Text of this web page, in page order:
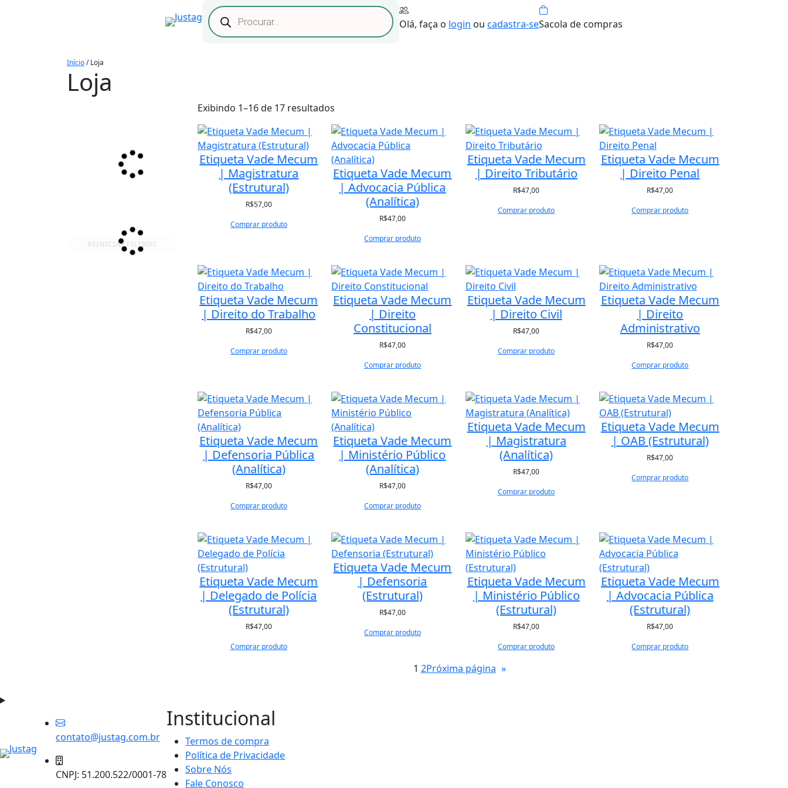
Pesquisar
produtos Olá, faça o login ou cadastra-seSacola de compras
Início/ Loja
Loja
REINICIAR FILTROS
Exibindo 1–16 de 17 resultados
l
a
s
s
i
o
p
o
r
e
c
e
n
t
e
Etiqueta Vade Mecum
| Magistratura
(Estrutural)
R$57,00
Comprar produto
Etiqueta Vade Mecum
| Advocacia Pública
(Analítica)
R$47,00
Comprar produto
Etiqueta Vade Mecum
| Direito Tributário
R$47,00
Comprar produto
Etiqueta Vade Mecum
| Direito Penal
R$47,00
Comprar produto
Etiqueta Vade Mecum
| Direito do Trabalho
R$47,00
Comprar produto
Etiqueta Vade Mecum
| Direito
Constitucional
R$47,00
Comprar produto
Etiqueta Vade Mecum
| Direito Civil
R$47,00
Comprar produto
Etiqueta Vade Mecum
| Direito
Administrativo
R$47,00
Comprar produto
Etiqueta Vade Mecum
| Defensoria Pública
(Analítica)
R$47,00
Comprar produto
Etiqueta Vade Mecum
| Ministério Público
(Analítica)
R$47,00
Comprar produto
Etiqueta Vade Mecum
| Magistratura
(Analítica)
R$47,00
Comprar produto
Etiqueta Vade Mecum
| OAB (Estrutural)
R$47,00
Comprar produto
Etiqueta Vade Mecum
| Delegado de Polícia
(Estrutural)
R$47,00
Comprar produto
Etiqueta Vade Mecum
| Defensoria
(Estrutural)
R$47,00
Comprar produto
Etiqueta Vade Mecum
| Ministério Público
(Estrutural)
R$47,00
Comprar produto
Etiqueta Vade Mecum
| Advocacia Pública
(Estrutural)
R$47,00
Comprar produto
1 2Próxima página »
contato@justag.com.br
CNPJ: 51.200.522/0001-78
Institucional
Termos de compra
Política de Privacidade
Sobre Nós
Fale Conosco